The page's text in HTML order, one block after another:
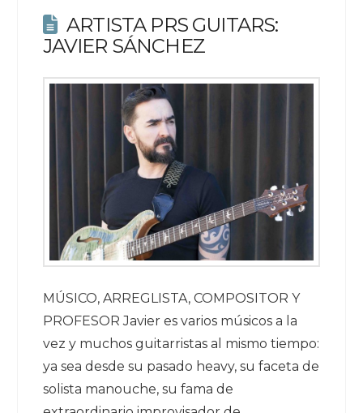
ARTISTA PRS GUITARS:
JAVIER SÁNCHEZ
MÚSICO, ARREGLISTA, COMPOSITOR Y
PROFESOR Javier es varios músicos a la
vez y muchos guitarristas al mismo tiempo:
ya sea desde su pasado heavy, su faceta de
solista manouche, su fama de